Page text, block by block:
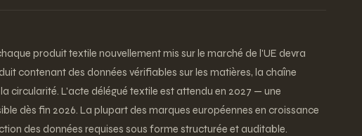
produit textile nouvellement mis sur le marché de l'UE devra
contenant des données vérifiables sur les matières, la chaîne
circularité. L'acte délégué textile est attendu en 2027 — une
dès fin 2026. La plupart des marques européennes en croissance
des données requises sous forme structurée et auditable.